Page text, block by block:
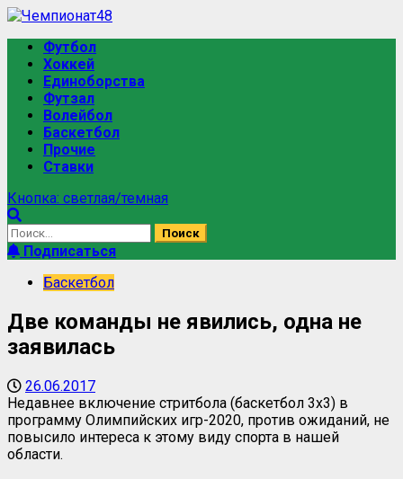
Футбол
Хоккей
Единоборства
Футзал
Волейбол
Баскетбол
Прочие
Ставки
Кнопка: светлая/темная
Подписаться
Баскетбол
Две команды не явились, одна не
заявилась
26.06.2017
Недавнее включение стритбола (баскетбол 3х3) в
программу Олимпийских игр-2020, против ожиданий, не
повысило интереса к этому виду спорта в нашей
области.